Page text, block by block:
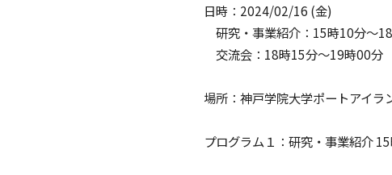
日時：2024/02/16 (金)
研究・事業紹介：15時10分～
交流会：18時15分～19時00分
場所：神戸学院大学ポートアイ
プログラム１：研究・事業紹介